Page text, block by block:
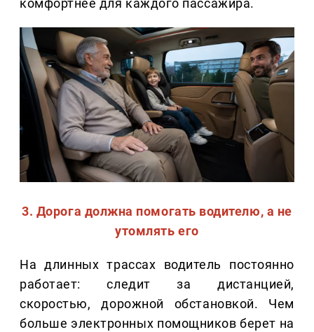
комфортнее для каждого пассажира.
3. Дорога должна помогать водителю, а не
утомлять его
На длинных трассах водитель постоянно
работает: следит за дистанцией,
скоростью, дорожной обстановкой. Чем
больше электронных помощников берет на